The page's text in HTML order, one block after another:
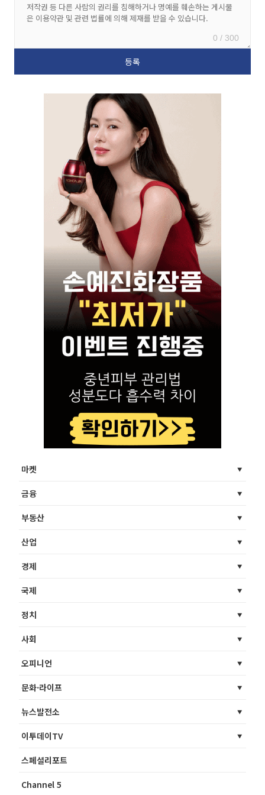
0 / 300
마켓
금융
부동산
산업
경제
국제
정치
사회
오피니언
문화·라이프
뉴스발전소
이투데이TV
스페셜리포트
Channel 5